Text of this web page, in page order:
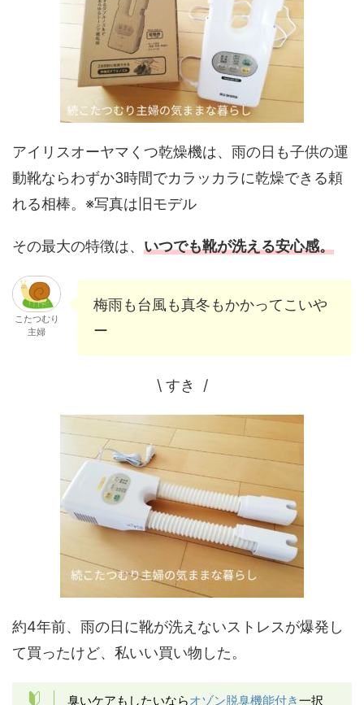
アイリスオーヤマくつ乾燥機は、雨の日も子供の運
動靴ならわずか3時間でカラッカラに乾燥できる頼
れる相棒。※写真は旧モデル
その最大の特徴は、 いつでも靴が洗える安心感。
こたつむり
主婦
梅雨も台風も真冬もかかってこいや
ー
\ すき /
約4年前、雨の日に靴が洗えないストレスが爆発し
て買ったけど、私いい買い物した。
臭いケアもしたいならオゾン脱臭機能付き一択